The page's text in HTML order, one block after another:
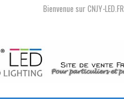
Bienvenue sur CNJY-LED.FR